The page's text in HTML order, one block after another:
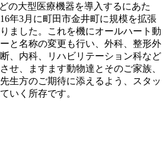
の大型医療機器を導入するにあた
年3月に町田市金井町に規模を拡張
ました。これを機にオールハート動
と名称の変更も行い、外科、整形外
、内科、リハビリテーション科など
せ、ますます動物達とそのご家族、
生方のご期待に添えるよう、スタッ
いく所存です。